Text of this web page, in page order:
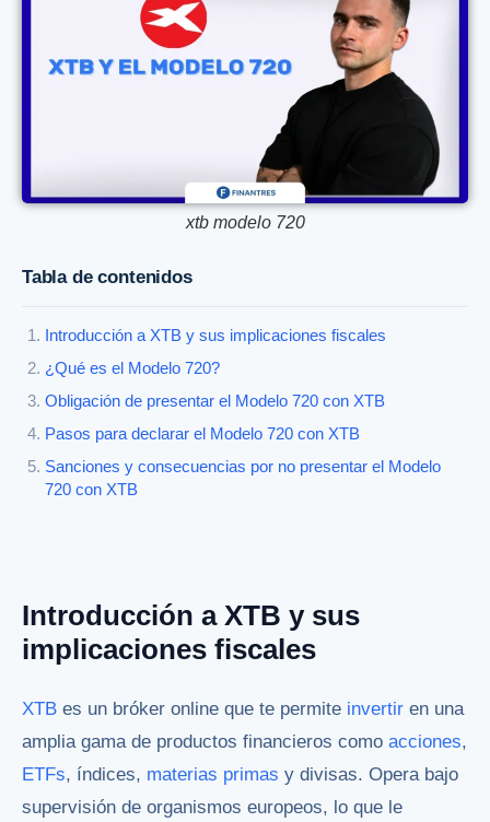
xtb modelo 720
Tabla de contenidos
Introducción a XTB y sus implicaciones fiscales
¿Qué es el Modelo 720?
Obligación de presentar el Modelo 720 con XTB
Pasos para declarar el Modelo 720 con XTB
Sanciones y consecuencias por no presentar el Modelo
720 con XTB
Introducción a XTB y sus
implicaciones fiscales
XTB es un bróker online que te permite invertir en una
amplia gama de productos financieros como acciones,
ETFs, índices, materias primas y divisas. Opera bajo
supervisión de organismos europeos, lo que le